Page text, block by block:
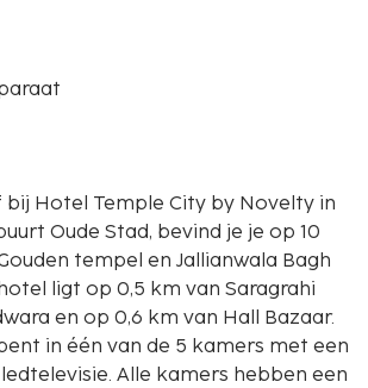
Hotel Temple City by Novelty in
Oude Stad, bevind je je op 10
tempel en Jallianwala Bagh
en op 0,6 km van Hall Bazaar.
in één van de 5 kamers met een
Alle kamers hebben een